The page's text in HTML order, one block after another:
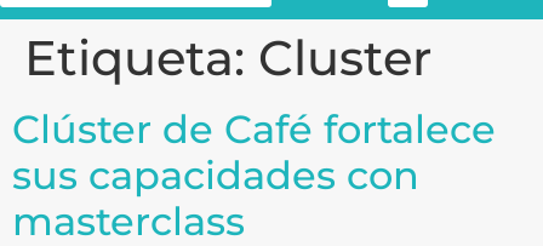
Etiqueta: Cluster
Clúster de Café fortalece
sus capacidades con
masterclass